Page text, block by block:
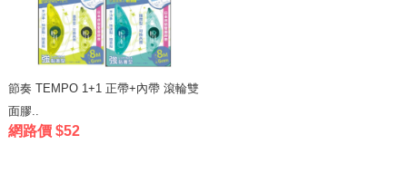
節奏 TEMPO 1+1 正帶+內帶 滾輪雙
面膠..
網路價 $52